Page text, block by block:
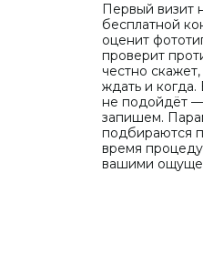
Первый визит
бесплатной
оценит
проверит
честно скажет,
ждать и
не подойдёт
запишем.
подбираются
время
вашими